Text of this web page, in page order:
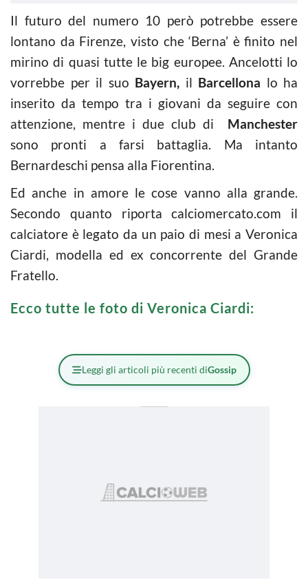
Il futuro del numero 10 però potrebbe essere
lontano da Firenze, visto che ‘Berna’ è finito nel
mirino di quasi tutte le big europee. Ancelotti lo
vorrebbe per il suo Bayern, il Barcellona lo ha
inserito da tempo tra i giovani da seguire con
attenzione, mentre i due club di Manchester
sono pronti a farsi battaglia. Ma intanto
Bernardeschi pensa alla Fiorentina.
Ed anche in amore le cose vanno alla grande.
Secondo quanto riporta calciomercato.com il
calciatore è legato da un paio di mesi a Veronica
Ciardi, modella ed ex concorrente del Grande
Fratello.
Ecco tutte le foto di Veronica Ciardi:
Leggi gli articoli più recenti diGossip